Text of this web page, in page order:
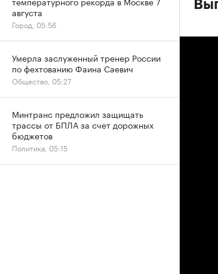
августа
Город, 05:56
Умерла заслуженный тренер России
по фехтованию Фаина Саевич
Общество, 05:27
Минтранс предложил защищать
трассы от БПЛА за счет дорожных
бюджетов
Политика, 05:15